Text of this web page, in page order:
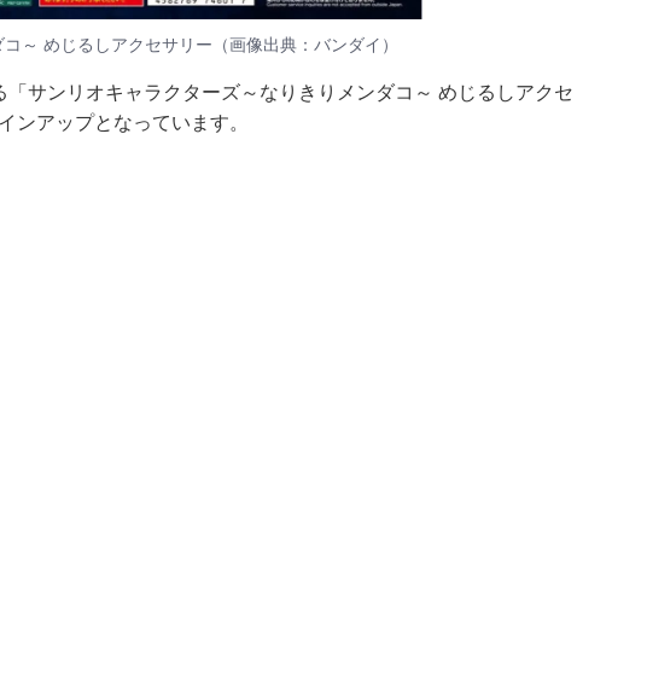
～ めじるしアクセサリー（画像出典：バンダイ）
サンリオキャラクターズ～なりきりメンダコ～ めじるしアクセ
ンアップとなっています。